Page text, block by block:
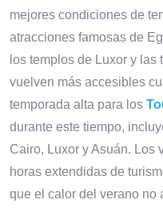
mejores condiciones de
atracciones famosas de
los templos de Luxor y
vuelven más accesibles
temporada alta para los
durante este tiempo,
Cairo, Luxor y Asuán. Los
horas extendidas de
que el calor del verano no